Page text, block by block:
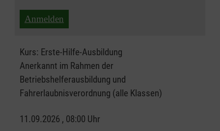
Anmelden
Kurs: Erste-Hilfe-Ausbildung
Anerkannt im Rahmen der
Betriebshelferausbildung und
Fahrerlaubnisverordnung (alle Klassen)
11.09.2026 , 08:00 Uhr